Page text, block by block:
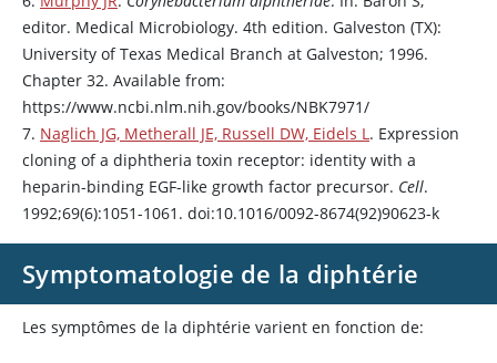
editor. Medical Microbiology. 4th edition. Galveston (TX):
University of Texas Medical Branch at Galveston; 1996.
Chapter 32. Available from:
https://www.ncbi.nlm.nih.gov/books/NBK7971/
7. Naglich JG, Metherall JE, Russell DW, Eidels L. Expression
cloning of a diphtheria toxin receptor: identity with a
heparin-binding EGF-like growth factor precursor. Cell.
1992;69(6):1051-1061. doi:10.1016/0092-8674(92)90623-k
Symptomatologie de la diphtérie
Les symptômes de la diphtérie varient en fonction de: